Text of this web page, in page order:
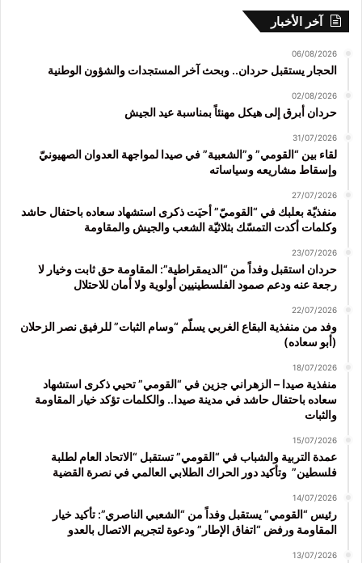
آخر الأخبار
06/08/2026
الحجار يستقبل حردان.. وبحث آخر المستجدات والشؤون الوطنية
02/08/2026
حردان أبرق إلى هيكل مهنئاً بمناسبة عيد الجيش
31/07/2026
لقاء بين “القومي” و”الشعبية” في صيدا لمواجهة العدوان الصهيونيّ
وإسقاط مشاريعه وسياساته
27/07/2026
منفذيّة بعلبك في “القوميّ” أحيَت ذكرى استشهاد سعاده باحتفال حاشد
وكلمات أكدت التمسّك بثلاثيّة الشعب والجيش والمقاومة
23/07/2026
حردان استقبل وفداً من “الديمقراطية”: المقاومة حق ثابت وخيار لا
رجعة عنه ودعم صمود الفلسطينيين أولوية ولا أمان للاحتلال
22/07/2026
وفد من منفذية البقاع الغربي يسلّم “وسام الثبات” للرفيق نصر الزحلان
(أبو سعاده)
18/07/2026
منفذية صيدا – الزهراني جزين في “القومي” تحيي ذكرى استشهاد
سعاده باحتفال حاشد في مدينة صيدا.. والكلمات تؤكد خيار المقاومة
والثبات
15/07/2026
عمدة التربية والشباب في “القومي” تستقبل “الاتحاد العام لطلبة
فلسطين” وتأكيد دور الحراك الطلابي العالمي في نصرة القضية
14/07/2026
رئيس “القومي” يستقبل وفداً من “الشعبي الناصري”: تأكيد خيار
المقاومة ورفض “اتفاق الإطار” ودعوة لتجريم الاتصال بالعدو
13/07/2026